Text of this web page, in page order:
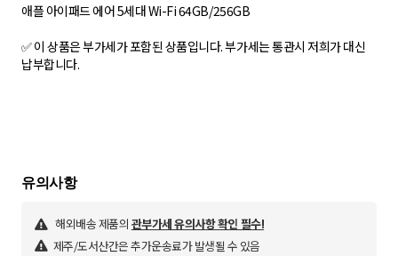
애플 아이패드 에어 5세대 Wi-Fi 64GB/256GB
✅ 이 상품은 부가세가 포함된 상품입니다. 부가세는 통관시 저희가 대신
납부합니다.
유의사항
해외배송 제품의 관부가세 유의사항 확인 필수!
제주/도서산간은 추가운송료가 발생될 수 있음